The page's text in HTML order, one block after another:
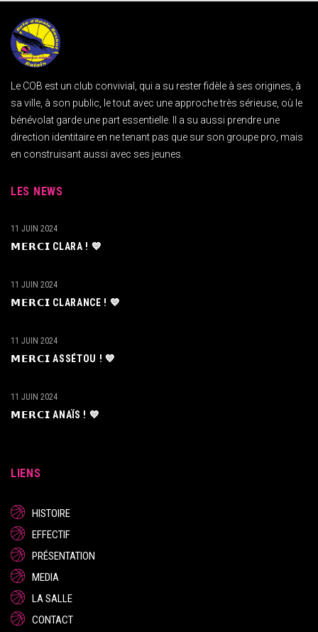
Le COB est un club convivial, qui a su rester fidèle à ses origines, à
sa ville, à son public, le tout avec une approche très sérieuse, où le
bénévolat garde une part essentielle. Il a su aussi prendre une
direction identitaire en ne tenant pas que sur son groupe pro, mais
en construisant aussi avec ses jeunes.
LES NEWS
𝗠𝗘𝗥𝗖𝗜 CLARA ! 💙
11 JUIN 2024
𝗠𝗘𝗥𝗖𝗜 CLARANCE ! 💙
11 JUIN 2024
𝗠𝗘𝗥𝗖𝗜 ASSÉTOU ! 💙
11 JUIN 2024
𝗠𝗘𝗥𝗖𝗜 ANAÏS ! 💙
11 JUIN 2024
LIENS
HISTOIRE
EFFECTIF
PRÉSENTATION
MEDIA
LA SALLE
CONTACT